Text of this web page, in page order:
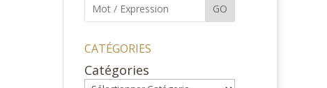
GO
CATÉGORIES
Catégories